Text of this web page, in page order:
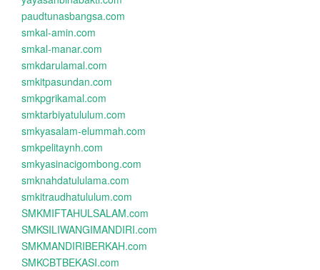
paudtunasbangsa.com
smkal-amin.com
smkal-manar.com
smkdarulamal.com
smkitpasundan.com
smkpgrikamal.com
smktarbiyatululum.com
smkyasalam-elummah.com
smkpelitaynh.com
smkyasinacigombong.com
smknahdatululama.com
smkitraudhatululum.com
SMKMIFTAHULSALAM.com
SMKSILIWANGIMANDIRI.com
SMKMANDIRIBERKAH.com
SMKCBTBEKASI.com